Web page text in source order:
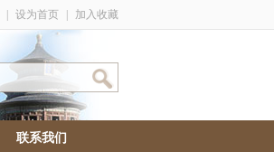
设为首页 加入收藏
联系我们